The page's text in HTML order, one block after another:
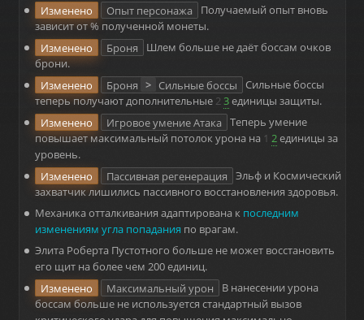
Изменено
Опыт персонажа
Получаемый опыт вновь
зависит от % полученной монеты.
Изменено
Броня
Шлем больше не даёт боссам очков
брони.
Изменено
Броня > Сильные боссы
Сильные боссы
теперь получают дополнительные 23единицы защиты.
Изменено
Игровое умение Атака
Теперь умение
повышает максимальный потолок урона на 1 2единицы за
уровень.
Изменено
Пассивная регенерация
Эльф и Космический
захватчик лишились пассивного восстановления здоровья.
Механика отталкивания адаптирована к последним
изменениям угла попадания по врагам.
Элита Роберта Пустотного больше не может восстановить
его щит на более чем 200 единиц.
Изменено
Максимальный урон
В нанесении урона
боссам больше не используется стандартный вызов